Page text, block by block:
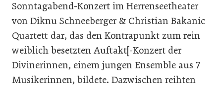
Sonntagabend-Konzert im Herrenseetheater
von Diknu Schneeberger & Christian Bakanic
Quartett dar, das den Kontrapunkt zum rein
weiblich besetzten Auftakt[-Konzert der
Divinerinnen, einem jungen Ensemble aus 7
Musikerinnen, bildete. Dazwischen reihten